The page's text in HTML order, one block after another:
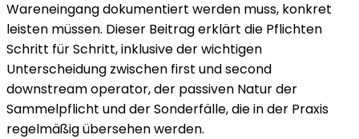
Wareneingang dokumentiert werden muss, konkret
leisten müssen. Dieser Beitrag erklärt die Pflichten
Schritt für Schritt, inklusive der wichtigen
Unterscheidung zwischen first und second
downstream operator, der passiven Natur der
Sammelpflicht und der Sonderfälle, die in der Praxis
regelmäßig übersehen werden.